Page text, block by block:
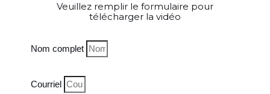
Veuillez remplir le formulaire pour
télécharger la vidéo
Nom complet
Courriel